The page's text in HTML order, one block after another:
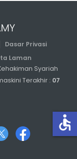
Dasar Privasi
Laman
Syariah
Terakhir : 07 آب 2026
accessible